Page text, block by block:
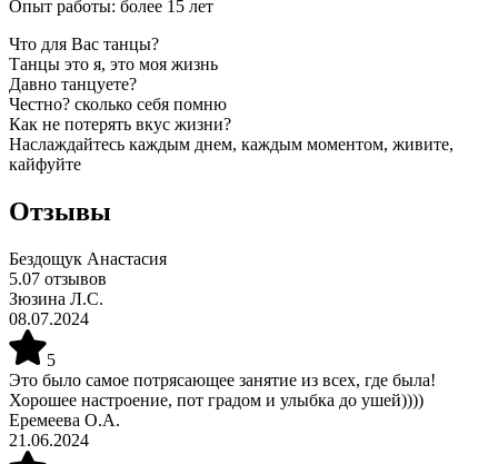
Опыт работы: более 15 лет
Что для Вас танцы?
Танцы это я, это моя жизнь
Давно танцуете?
Честно? сколько себя помню
Как не потерять вкус жизни?
Наслаждайтесь каждым днем, каждым моментом, живите,
кайфуйте
Отзывы
Бездощук Анастасия
5.07 отзывов
Зюзина Л.С.
08.07.2024
5
Это было самое потрясающее занятие из всех, где была!
Хорошее настроение, пот градом и улыбка до ушей))))
Еремеева О.А.
21.06.2024